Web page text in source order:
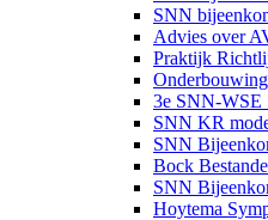
SNN
Advies over
Praktijk
3e SNN-WSE
SNN KR
SNN
Bock
SNN
Hoytema